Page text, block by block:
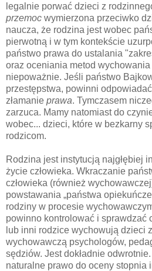
legalnie porwać dzieci z
przemoc wymierzona przeciwko
naucza, że rodzina jest wobec
pierwotną i w tym kontekście
państwo prawa do ustalania
oraz oceniania metod
niepoważnie. Jeśli państwo
przestępstwa, powinni
złamanie prawa. Tymczasem
zarzuca. Mamy natomiast do
wobec... dzieci, które w bezkarny
rodzicom.
Rodzina jest instytucją najgłębiej
życie człowieka. Wkraczanie
człowieka (również
powstawania „państwa
rodziny w procesie
powinno kontrolować i sprawdzać
lub inni rodzice wychowują dzieci
wychowawczą psychologów,
sędziów. Jest dokładnie
naturalne prawo do oceny stopnia